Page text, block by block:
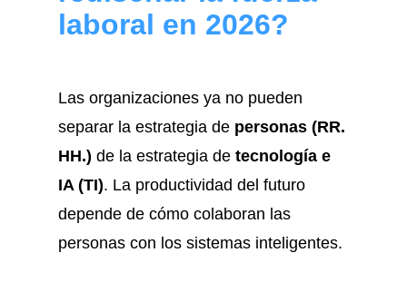
laboral en 2026?
Las organizaciones ya no pueden
separar la estrategia de personas (RR.
HH.) de la estrategia de tecnología e
IA (TI). La productividad del futuro
depende de cómo colaboran las
personas con los sistemas inteligentes.